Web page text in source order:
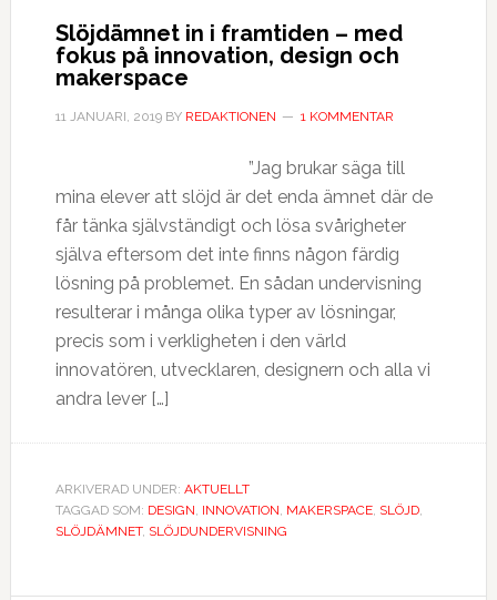
Slöjdämnet in i framtiden – med
fokus på innovation, design och
makerspace
11 JANUARI, 2019BY REDAKTIONEN 1 KOMMENTAR
”Jag brukar säga till
mina elever att slöjd är det enda ämnet där de
får tänka självständigt och lösa svårigheter
själva eftersom det inte finns någon färdig
lösning på problemet. En sådan undervisning
resulterar i många olika typer av lösningar,
precis som i verkligheten i den värld
innovatören, utvecklaren, designern och alla vi
andra lever […]
ARKIVERAD UNDER: AKTUELLT
TAGGAD SOM: DESIGN, INNOVATION, MAKERSPACE, SLÖJD,
SLÖJDÄMNET, SLÖJDUNDERVISNING